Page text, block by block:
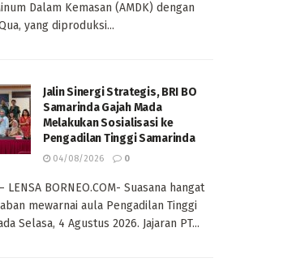
Dalam Kemasan (AMDK) dengan
yang diproduksi...
Jalin Sinergi Strategis, BRI BO
Samarinda Gajah Mada
Melakukan Sosialisasi ke
Pengadilan Tinggi Samarinda
04/08/2026 0
LENSA BORNEO.COM- Suasana hangat
mewarnai aula Pengadilan Tinggi
Selasa, 4 Agustus 2026. Jajaran PT...